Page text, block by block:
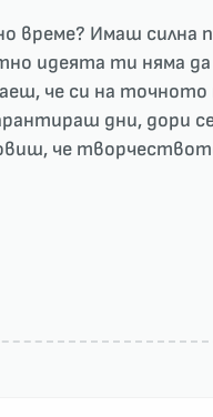
време? Имаш силна
идеята ти няма да
че си на
дни, дори
че